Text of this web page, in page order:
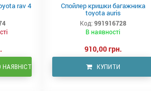
rav 4 Спойлер кришки багажника
toyota auris
Код: 991916728
В наявності
910,00 грн.
КУПИТИ